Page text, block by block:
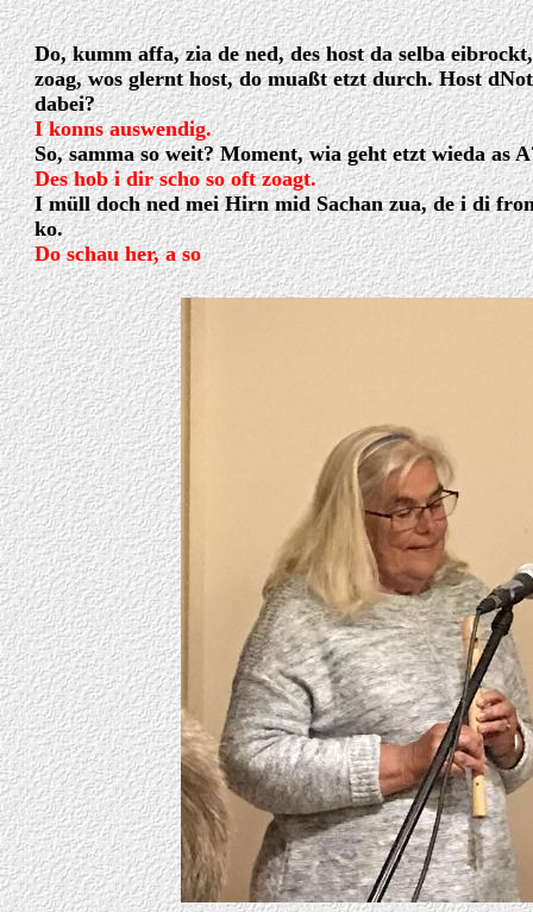
Do, kumm affa, zia de ned, des host da selba eibrockt,
zoag, wos glernt host, do muaßt etzt durch. Host
dabei?
I konns auswendig.
So, samma so weit? Moment, wia geht etzt wieda as
Des hob i dir scho so oft zoagt.
I müll doch ned mei Hirn mid Sachan zua, de i di
ko.
Do schau her, a so